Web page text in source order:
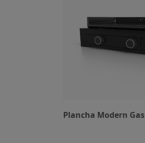
Plancha Modern Gas